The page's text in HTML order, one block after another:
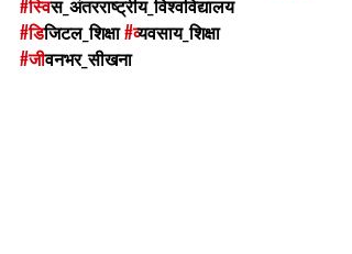
#स्विस_अंतरराष्ट्रीय_विश्वविद्यालय
#डिजिटल_शिक्षा #व्यवसाय_शिक्षा
#जीवनभर_सीखना